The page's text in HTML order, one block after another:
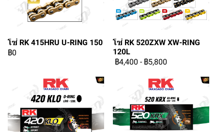
โซ่ RK 415HRU U-RING 150
฿0
โซ่ RK 520ZXW XW-RING
120L
฿4,400 - ฿5,800